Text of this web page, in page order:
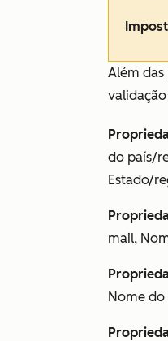
Além
do país/
Estado/
mail,
Nome do